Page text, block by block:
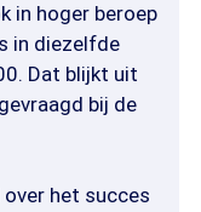
in hoger beroep
in diezelfde
Dat blijkt uit
bij de
het succes